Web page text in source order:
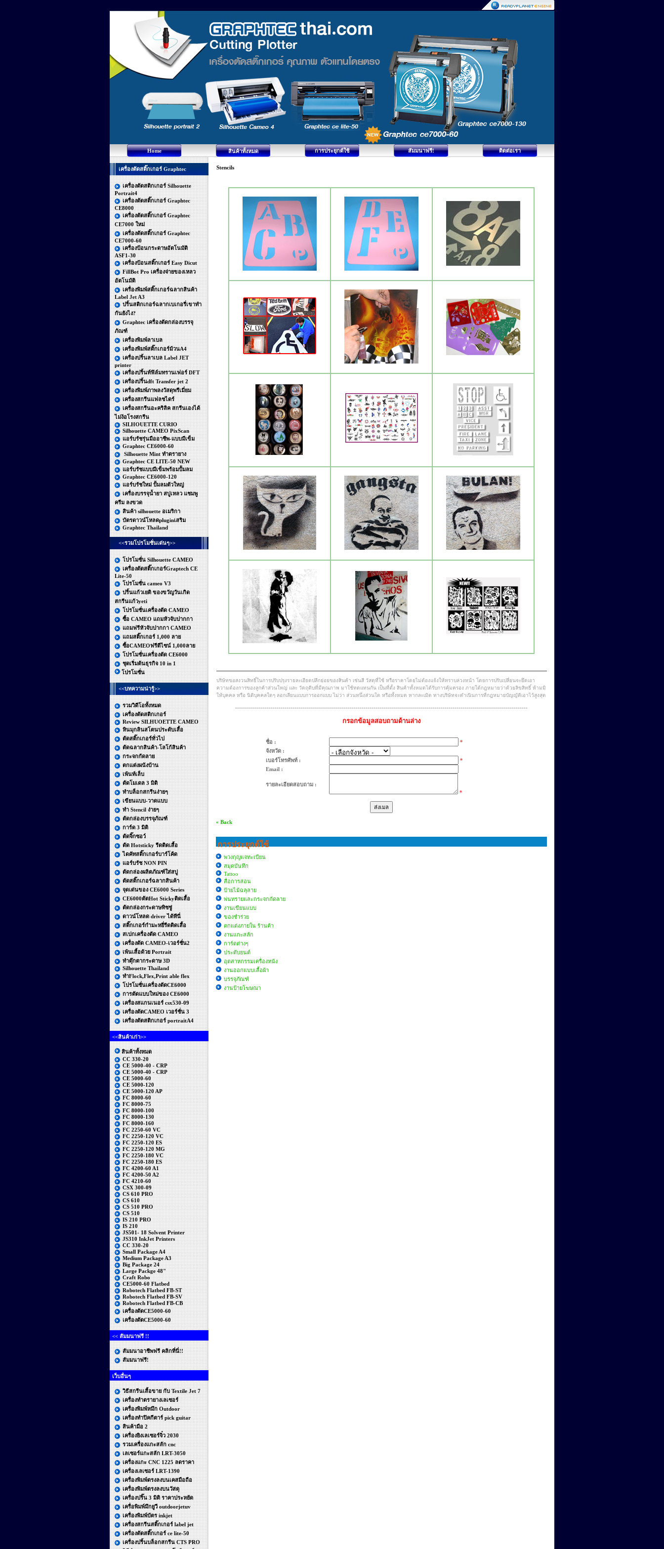
Home สินค้าทั้งหมด การประยุกต์ใช้ สัมมนาฟรี! ติดต่อเรา
เครื่องตัดสติ๊กเกอร์ Graphtec
เครื่องตัดสติกเกอร์ Silhouette
Portrait4
เครื่องตัดสติ๊กเกอร์ Graphtec
CE8000
เครื่องตัดสติ๊กเกอร์ Graphtec
CE7000 ใหม่
เครื่องตัดสติ๊กเกอร์ Graphtec
CE7000-60
เครื่องป้อนกระดาษอัตโนมัติ
ASF1-30
เครื่องป้อนสติ๊กเกอร์ Easy Dicut
FillBot Pro เครื่องจ่ายของเหลว
อัตโนมัติ
เครื่องพิมพ์สติ๊กเกอร์ฉลากสินค้า
Label Jet A3
ปริ้นสติกเกอร์ฉลากเบเกอรี่เขาทำ
กันยังไง?
Graphtec เครื่องตัดกล่องบรรจุ
ภัณฑ์
เครื่องพิมพ์ลาเบล
เครื่องพิมพ์สติ๊กเกอร์ม้วนA4
เครื่องปริ้นลาเบล Label JET
printer
เครื่องปริ้นท์ฟิล์มทรานเฟอร์ DFT
เครื่องปริ้นdft Transfer jet 2
เครื่องพิมพ์ภาพลงวัสดุพรีเมี่ยม
เครื่องสกรีนแฟลชไดร์
เครื่องสกรีนอะคริลิค สกรีนเองได้
ไม่ง้อโรงสกรีน
SILHOUETTE CURIO
Silhouette CAMEO PixScan
แอร์บรัชรุ่นมืออาชีพ-แบบมีเข็ม
Graphtec CE6000-60
Silhouette Mint ทำตรายาง
Graphtec CE LITE-50 NEW
แอร์บรัชแบบมีเข็มพร้อมปั้มลม
Graphtec CE6000-120
แอร์บรัชใหม่ ปั้มลมตัวใหญ่
เครื่องบรรจุน้ำยา สบู่เหลว แชมพู
ครีม ลงขวด
สินค้า silhouette อเมริกา
บัตรดาวน์โหลดpluginเสริม
Graphtec Thailand
<<รวมโปรโมชั่นเด่นๆ>>
โปรโมชั่น Silhouette CAMEO
เครื่องตัดสติ๊กเกอร์Graptech CE
Lite-50
โปรโมชั่น cameo V3
ปริ้นแก้วเยติ ของขวัญวันเกิด
สกรีนแก้วyeti
โปรโมชั่นเครื่องตัด CAMEO
ซื้อ CAMEO แถมหัวจับปากกา
แถมฟรีหัวจับปากกา CAMEO
แถมสติ๊กเกอร์ 1,000 ลาย
ซื้อCAMEOฟรีดีไซน์ 1,000ลาย
โปรโมชั่นเครื่องตัด CE6000
ชุดเริ่มต้นธุรกิจ 10 in 1
โปรโมชั่น
<<บทความน่ารู้>>
รวมวิดีโอทั้งหมด
เครื่องตัดสติกเกอร์
Review SILHUOETTE CAMEO
หินมุกลินสโตนประดับเสื้อ
ตัดสติ๊กเกอร์ทั่วไป
ตัดฉลากสินค้า-โลโก้สินค้า
กระจกกัดลาย
ตกแต่งผนังบ้าน
เพ้นท์เล็บ
ตัดโมเดล 3 มิติ
ทำบล็อกสกรีนง่ายๆ
เขียนแบบ-วาดแบบ
ทำ Stencil ง่ายๆ
ตัดกล่องบรรจุภัณฑ์
การ์ด 3 มิติ
ตัดจิ๊กซอว์
ตัด Hotsticky รีดติดเสื้อ
ไดคัทสติ๊กเกอร์บาร์โค้ด
แอร์บรัช NON PIN
ตัดกล่องผลิตภัณฑ์ใส่สบู่
ตัดสติ๊กเกอร์ฉลากสินค้า
จุดเด่นของ CE6000 Series
CE6000ตัดHot Stickyติดเสื้อ
ตัดกล่องกระดาษทิชชู่
ดาวน์โหลด driver ได้ทีนี่
สติ๊กเกอร์กำมะหยี่รีดติดเสื้อ
สเปกเครื่องตัด CAMEO
เครื่องตัด CAMEO-เวอร์ชั่น2
เพ้นเสื้อด้วย Portrait
ทำตุ๊กตากระดาษ 3D
Silhouette Thailand
ทำFlock,Flex,Print able flex
โปรโมชั่นเครื่องตัดCE6000
การตัดแบบใหม่ของ CE6000
เครื่องสแกนเนอร์ csx530-09
เครื่องตัดCAMEO เวอร์ชั่น 3
เครื่องตัดสติกเกอร์ portraitA4
<<สินค้าเก่า>>
สินค้าทั้งหมด
CC 330-20
CE 5000-40 - CRP
CE 5000-40 - CRP
CE 5000-60
CE 5000-120
CE 5000-120 AP
FC 8000-60
FC 8000-75
FC 8000-100
FC 8000-130
FC 8000-160
FC 2250-60 VC
FC 2250-120 VC
FC 2250-120 ES
FC 2250-120 MG
FC 2250-180 VC
FC 2250-180 ES
FC 4200-60 A1
FC 4200-50 A2
FC 4210-60
CSX 300-09
CS 610 PRO
CS 610
CS 510 PRO
CS 510
IS 210 PRO
IS 210
JS501- 18 Solvent Printer
JS310 InkJet Printers
CC 330-20
Small Package A4
Medium Package A3
Big Package 24
Large Packge 48"
Craft Robo
CE5000-60 Flatbed
Robotech Flatbed FB-ST
Robotech Flatbed FB-SV
Robotech Flatbed FB-CB
เครื่องตัดCE5000-60
เครื่องตัดCE5000-60
<< สัมมนาฟรี !!
สัมมนาอาชีพฟรี คลิกที่นี่!!
สัมมนาฟรี!
เว็บอื่นๆ
วิธีสกรีนเสื้อขาย กับ Textile Jet 7
เครื่องทำตรายางเลเซอร์
เครื่องพิมพ์หมึก Outdoor
เครื่องทําปิคกีตาร์ pick guitar
สินค้ามือ 2
เครื่องยิงเลเซอร์จิ๋ว 2030
รวมเครื่องแกะสลัก cnc
เลเซอร์แกะสลัก LRT-3050
เครื่องแกะ CNC 1225 ลดราคา
เครื่องเลเซอร์ LRT-1390
เครื่องพิมพ์ตรงลงบนเคสมือถือ
เครื่องพิมพ์ตรงลงบนวัสดุ
เครื่องปริ๊น 3 มิติ ราคาประหยัด
เครื่อพิมพ์มึกยูวี outdoorjetuv
เครื่องพิมพ์บัตร inkjet
เครื่องสกรีนสติ๊กเกอร์ label jet
เครื่องตัดสติ๊กเกอร์ ce lite-50
เครื่องปริ้นบล็อกสกรีน CTS PRO
Stencils
บริษัทขอสงวนสิทธิ์ในการปรับปรุงรายละเอียดปลีกย่อยของสินค้า เช่นสี วัสดุที่ใช้ หรือราคาโดยไม่ต้องแจ้งให้ทราบล่วงหน้า โดยการปรับเปลี่ยนจะยึดเอา
ความต้องการของลูกค้าส่วนใหญ่ และ วัตถุดิบที่มีคุณภาพ มาใช้ทดแทนกัน เป็นที่ตั้ง สินค้าทั้งหมดได้รับการคุ้มครอง ภายใต้กฎหมายว่าด้วยลิขสิทธิ์ ห้ามมิ
ให้บุคคล หรือ นิติบุคคลใดๆ ลอกเลียนแบบการออกแบบ ไม่ว่า ส่วนหนึ่งส่วนใด หรือทั้งหมด หากละเมิด ทางบริษัทจะดำเนินการที่กฎหมายบัญญัติเอาไว้สูงสุด
----------------------------------------------------------------------------------------------------------------------------------------------------
กรอกข้อมูลสอบถามด้านล่าง
ชื่อ :
*
จังหวัด :
เบอร์โทรศัพท์ :
*
Email :
รายละเอียดสอบถาม :
*
« Back
การประยุกต์ใช้
พวงกุญแจทะเบียน
สมุดบันทึก
Tattoo
สื่อการสอน
ป้ายไม้ฉลุลาย
พ่นทรายและกระจกกัดลาย
งานเขียนแบบ
ของชำร่วย
ตกแต่งภายใน ร้านค้า
งานแกะสลัก
การ์ดต่างๆ
ประดับยนต์
อุตสาหกรรมเครื่องหนัง
งานออกแบบเสื้อผ้า
บรรจุภัณฑ์
งานป้ายโฆษณา